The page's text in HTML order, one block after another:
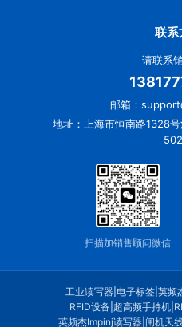
联系
请联系
邮箱：
地址：上海市恒南路1328
扫描加销售顾问微信
工业读写器| 电子标签| 英频
RFID设备| 超高频手持机|
英频杰Impinj读写器 |闸机天